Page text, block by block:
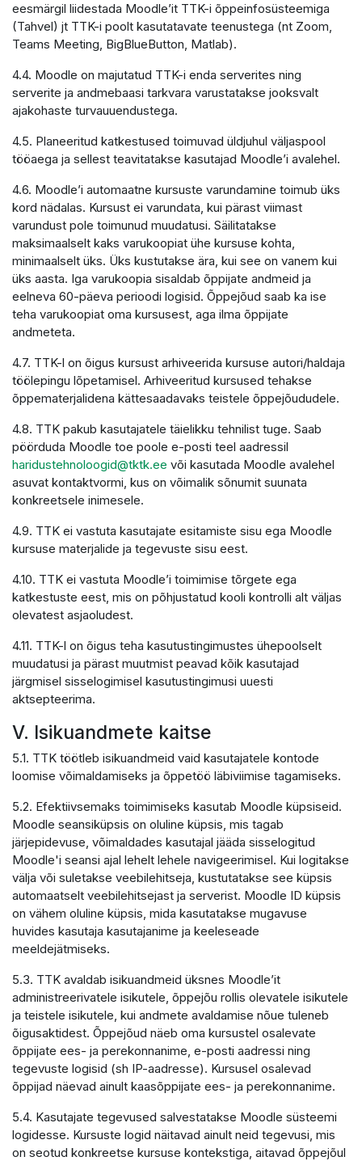
eesmärgil liidestada Moodle’it TTK-i õppeinfosüsteemiga
(Tahvel) jt TTK-i poolt kasutatavate teenustega (nt Zoom,
Teams Meeting, BigBlueButton, Matlab).
4.4. Moodle on majutatud TTK-i enda serverites ning
serverite ja andmebaasi tarkvara varustatakse jooksvalt
ajakohaste turvauuendustega.
4.5. Planeeritud katkestused toimuvad üldjuhul väljaspool
tööaega ja sellest teavitatakse kasutajad Moodle’i avalehel.
4.6. Moodle’i automaatne kursuste varundamine toimub üks
kord nädalas. Kursust ei varundata, kui pärast viimast
varundust pole toimunud muudatusi. Säilitatakse
maksimaalselt kaks varukoopiat ühe kursuse kohta,
minimaalselt üks. Üks kustutakse ära, kui see on vanem kui
üks aasta. Iga varukoopia sisaldab õppijate andmeid ja
eelneva 60-päeva perioodi logisid. Õppejõud saab ka ise
teha varukoopiat oma kursusest, aga ilma õppijate
andmeteta.
4.7. TTK-l on õigus kursust arhiveerida kursuse autori/haldaja
töölepingu lõpetamisel. Arhiveeritud kursused tehakse
õppematerjalidena kättesaadavaks teistele õppejõududele.
4.8. TTK pakub kasutajatele täielikku tehnilist tuge. Saab
pöörduda Moodle toe poole e-posti teel aadressil
haridustehnoloogid@tktk.ee või kasutada Moodle avalehel
asuvat kontaktvormi, kus on võimalik sõnumit suunata
konkreetsele inimesele.
4.9. TTK ei vastuta kasutajate esitamiste sisu ega Moodle
kursuse materjalide ja tegevuste sisu eest.
4.10. TTK ei vastuta Moodle’i toimimise tõrgete ega
katkestuste eest, mis on põhjustatud kooli kontrolli alt väljas
olevatest asjaoludest.
4.11. TTK-l on õigus teha kasutustingimustes ühepoolselt
muudatusi ja pärast muutmist peavad kõik kasutajad
järgmisel sisselogimisel kasutustingimusi uuesti
aktsepteerima.
V. Isikuandmete kaitse
5.1. TTK töötleb isikuandmeid vaid kasutajatele kontode
loomise võimaldamiseks ja õppetöö läbiviimise tagamiseks.
5.2. Efektiivsemaks toimimiseks kasutab Moodle küpsiseid.
Moodle seansiküpsis on oluline küpsis, mis tagab
järjepidevuse, võimaldades kasutajal jääda sisselogitud
Moodle'i seansi ajal lehelt lehele navigeerimisel. Kui logitakse
välja või suletakse veebilehitseja, kustutatakse see küpsis
automaatselt veebilehitsejast ja serverist. Moodle ID küpsis
on vähem oluline küpsis, mida kasutatakse mugavuse
huvides kasutaja kasutajanime ja keeleseade
meeldejätmiseks.
5.3. TTK avaldab isikuandmeid üksnes Moodle’it
administreerivatele isikutele, õppejõu rollis olevatele isikutele
ja teistele isikutele, kui andmete avaldamise nõue tuleneb
õigusaktidest. Õppejõud näeb oma kursustel osalevate
õppijate ees- ja perekonnanime, e-posti aadressi ning
tegevuste logisid (sh IP-aadresse). Kursusel osalevad
õppijad näevad ainult kaasõppijate ees- ja perekonnanime.
5.4. Kasutajate tegevused salvestatakse Moodle süsteemi
logidesse. Kursuste logid näitavad ainult neid tegevusi, mis
on seotud konkreetse kursuse kontekstiga, aitavad õppejõul